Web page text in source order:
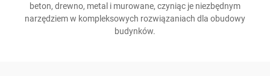
beton, drewno, metal i murowane, czyniąc je niezbędnym
narzędziem w kompleksowych rozwiązaniach dla obudowy
budynków.